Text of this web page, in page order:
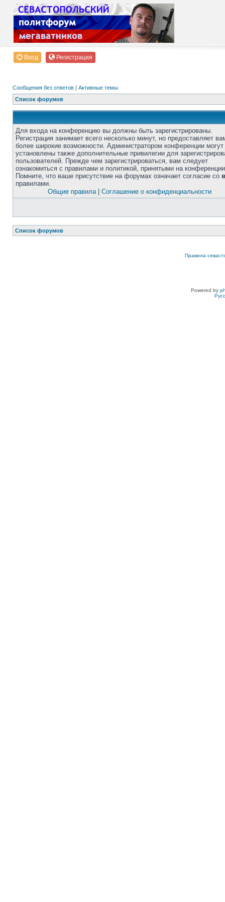
Вход Регистрация
Сообщения без ответов | Активные темы
Список форумов
Для входа на конференцию вы должны быть зарегистрированы.
Регистрация занимает всего несколько минут, но предоставляет
более широкие возможности. Администратором конференции
установлены также дополнительные привилегии для
пользователей. Прежде чем зарегистрироваться, вам следует
ознакомиться с правилами и политикой, принятыми на
Помните, что ваше присутствие на форумах означает согласие со
правилами.
Общие правила| Соглашение о конфиденциальности
Список форумов
Правила
Powered by